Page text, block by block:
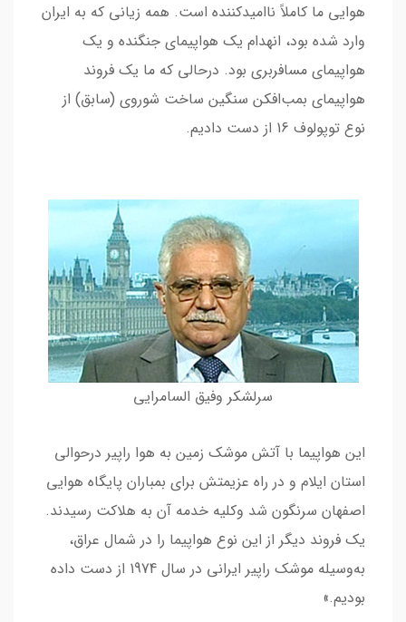
هوایی ما کاملاً ناامیدکننده است. همه زیانی که به ایران
وارد شده بود، انهدام یک هواپیمای جنگنده و یک
هواپیمای مسافربری بود. درحالی که ما یک فروند
هواپیمای بمب‌افکن سنگین ساخت شوروی (سابق) از
نوع توپولوف 16 از دست دادیم.
سرلشکر وفیق السامرایی
این هواپیما با آتش موشک زمین به هوا راپیر درحوالی
استان ایلام و در راه عزیمتش برای بمباران پایگاه هوایی
اصفهان سرنگون شد وکلیه خدمه آن به هلاکت رسیدند.
یک فروند دیگر از این نوع هواپیما را در شمال عراق،
به‌وسیله موشک راپیر ایرانی در سال 1974 از دست داده
بودیم.»